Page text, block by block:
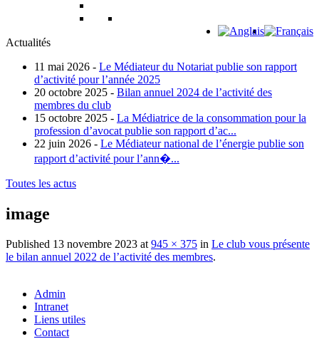
Actualités
11 mai 2026 - Le Médiateur du Notariat publie son rapport
d’activité pour l’année 2025
20 octobre 2025 - Bilan annuel 2024 de l’activité des
membres du club
15 octobre 2025 - La Médiatrice de la consommation pour la
profession d’avocat publie son rapport d’ac...
22 juin 2026 - Le Médiateur national de l’énergie publie son
rapport d’activité pour l’ann�...
Toutes les actus
image
Published 13 novembre 2023 at 945 × 375 in Le club vous présente
le bilan annuel 2022 de l’activité des membres.
Admin
Intranet
Liens utiles
Contact